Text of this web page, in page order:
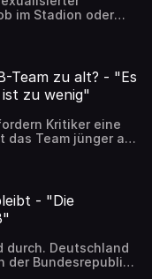
im Stadion oder
nun dagegen
Team zu alt? - "Es
zu wenig"
Kritiker eine
das Team jünger als
also Unsinn? ➡️
- "Die
durch. Deutschland
der Bundesrepublik
„Jogi Löw?“ eine